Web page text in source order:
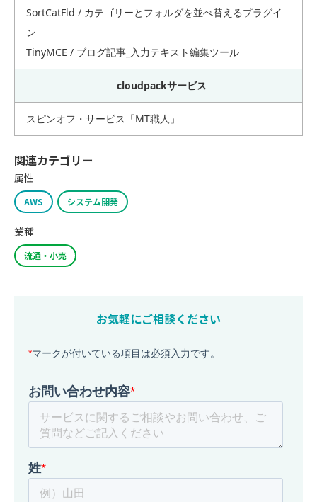
SortCatFld / カテゴリーとフォルダを並べ替えるプラグイ
ン
TinyMCE / ブログ記事_入力テキスト編集ツール
cloudpackサービス
スピンオフ・サービス「MT職人」
関連カテゴリー
属性
AWS システム開発
業種
流通・小売
お気軽にご相談ください